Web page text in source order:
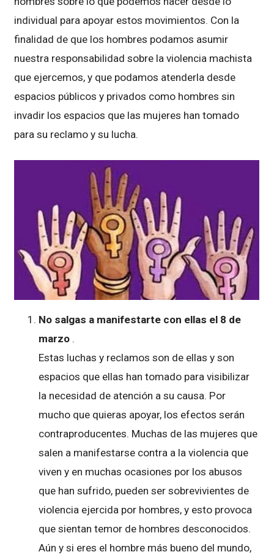
individual para apoyar estos movimientos. Con la
finalidad de que los hombres podamos asumir
nuestra responsabilidad sobre la violencia machista
que ejercemos, y que podamos atenderla desde
espacios públicos y privados como hombres sin
invadir los espacios que las mujeres han tomado
para su reclamo y su lucha.
No salgas a manifestarte con ellas el 8 de
marzo .
Estas luchas y reclamos son de ellas y son
espacios que ellas han tomado para visibilizar
la necesidad de atención a su causa. Por
mucho que quieras apoyar, los efectos serán
contraproducentes. Muchas de las mujeres que
salen a manifestarse contra a la violencia que
viven y en muchas ocasiones por los abusos
que han sufrido, pueden ser sobrevivientes de
violencia ejercida por hombres, y esto provoca
que sientan temor de hombres desconocidos.
Aún y si eres el hombre más bueno del mundo,